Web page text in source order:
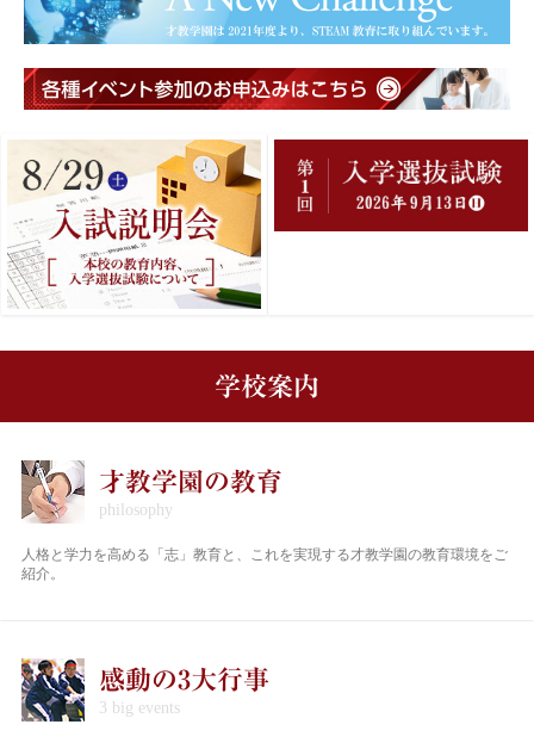
入学をお考えの方へ
在校生の保護者の方へ
資料請求・お問い合わせ
閉じる
学校案内
才教学園の教育
人格と学力を高める「志」教育と、これを実現する才教学園の教育環境をご
紹介。
感動の3大行事